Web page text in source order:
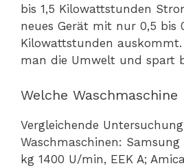
bis 1,5 Kilowattstunden
neues Gerät mit nur 0,5 bis
Kilowattstunden
man die Umwelt und spart
Welche Waschmaschine
Vergleichende
Waschmaschinen: Samsung
kg 1400 U/min, EEK A;